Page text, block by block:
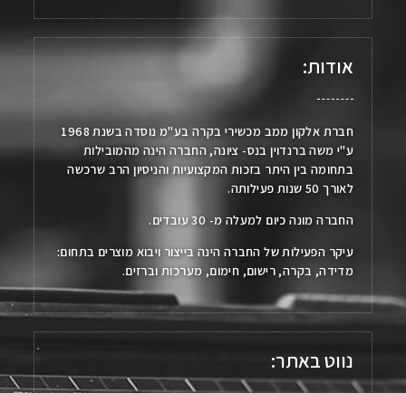
אודות:
חברת אלקון ממב מכשירי בקרה בע"מ נוסדה בשנת 1968
ע"י משה ברנדוין בנס- ציונה, החברה הינה מהמובילות
בתחומה בין היתר בזכות המקצועיות והניסיון הרב שרכשה
לאורך 50 שנות פעילותה.
החברה מונה כיום למעלה מ- 30 עובדים.
עיקר הפעילות של החברה הינה בייצור ויבוא מוצרים בתחום:
מדידה, בקרה, רישום, חימום, מערכות וברזים.
נווט באתר: